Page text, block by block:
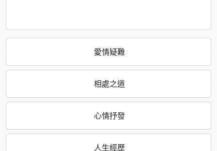
愛情疑難
相處之道
心情抒發
人生經歷